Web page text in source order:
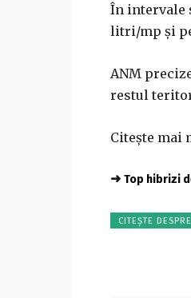
În intervale
litri/mp și
ANM
restul
Citește mai
➜ Top hibrizi
CITEȘTE